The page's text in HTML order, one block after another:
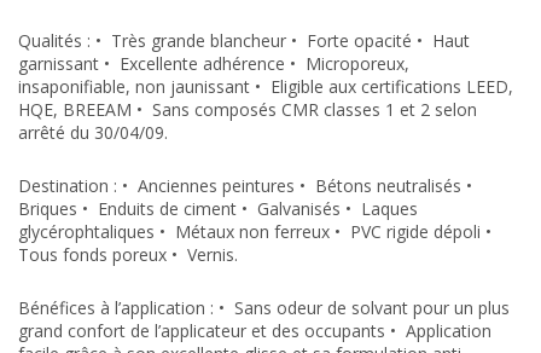
Qualités : • Très grande blancheur • Forte opacité • Haut
garnissant • Excellente adhérence • Microporeux,
insaponifiable, non jaunissant • Eligible aux certifications LEED,
HQE, BREEAM • Sans composés CMR classes 1 et 2 selon
arrêté du 30/04/09.
Destination : • Anciennes peintures • Bétons neutralisés •
Briques • Enduits de ciment • Galvanisés • Laques
glycérophtaliques • Métaux non ferreux • PVC rigide dépoli •
Tous fonds poreux • Vernis.
Bénéfices à l’application : • Sans odeur de solvant pour un plus
grand confort de l’applicateur et des occupants • Application